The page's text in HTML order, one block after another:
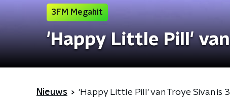
3FM Megahit
'Happy Little Pill'
Nieuws 'Happy Little Pill' van Troye Sivan is